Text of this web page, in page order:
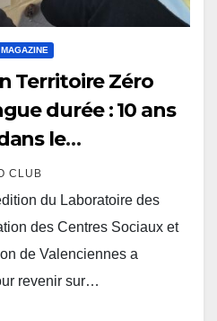
MAGAZINE
Territoire Zéro
durée : 10 ans
le
CLUB
du Laboratoire des
des Centres Sociaux et
de Valenciennes a
revenir sur…